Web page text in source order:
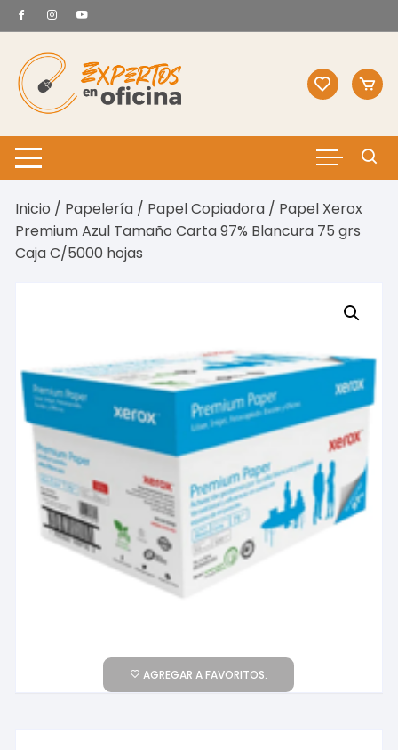
Saltar
al
contenido
Inicio / Papelería / Papel Copiadora / Papel Xerox
Premium Azul Tamaño Carta 97% Blancura 75 grs
Caja C/5000 hojas
AGREGAR A FAVORITOS.